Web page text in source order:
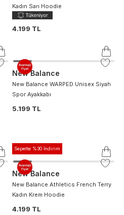
Kadın Sarı Hoodie
4.199 TL
New Balance
New Balance WARPED Unisex Siyah
Spor Ayakkabı
5.199 TL
Sepette %30 İndirim
New Balance
New Balance Athletics French Terry
Kadın Krem Hoodie
4.199 TL